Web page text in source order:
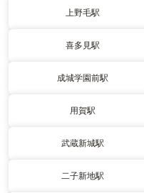
上野毛駅
喜多見駅
成城学園前駅
用賀駅
武蔵新城駅
二子新地駅